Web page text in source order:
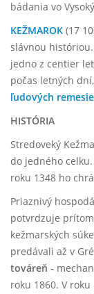
bádania vo
KEŽMAROK (17
slávnou
jedno z centier
počas letných
ľudových
HISTÓRIA
Stredoveký
do jedného
roku 1348 ho
Priaznivý
potvrdzuje
kežmarských
predávali až v
továreň -
roku 1860. V